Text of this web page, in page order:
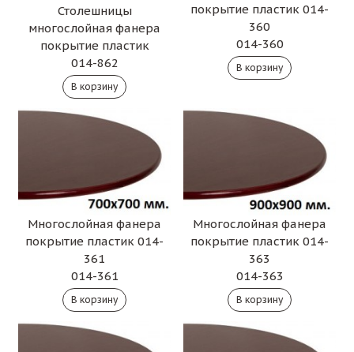
Столешницы
многослойная фанера
покрытие пластик
014-862
покрытие пластик 014-
360
014-360
Многослойная фанера
покрытие пластик 014-
361
014-361
Многослойная фанера
покрытие пластик 014-
363
014-363